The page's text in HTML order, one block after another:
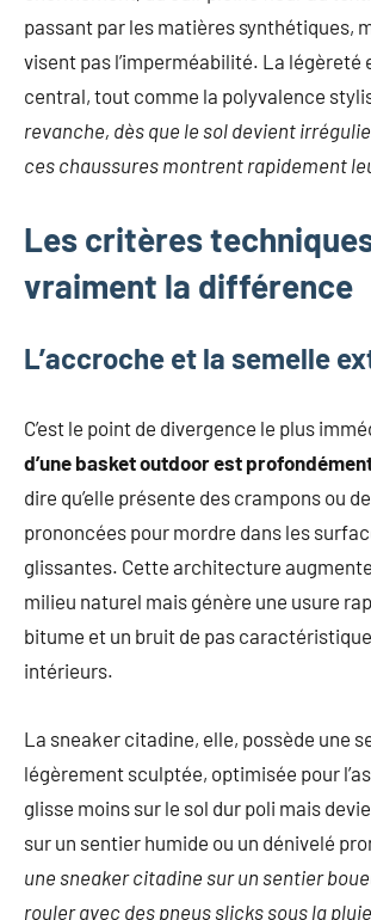
passant par les matières synthétiques,
visent pas l’imperméabilité. La légèreté
central, tout comme la polyvalence
revanche, dès que le sol devient
ces chaussures montrent rapidement
Les critères
vraiment la différence
L’accroche et la semelle
C’est le point de divergence le plus
d’une basket outdoor est
dire qu’elle présente des crampons ou
prononcées pour mordre dans les
glissantes. Cette architecture augmente
milieu naturel mais génère une usure
bitume et un bruit de pas
intérieurs.
La sneaker citadine, elle, possède une
légèrement sculptée, optimisée pour
glisse moins sur le sol dur poli mais
sur un sentier humide ou un dénivelé
une sneaker citadine sur un sentier
rouler avec des pneus slicks sous la